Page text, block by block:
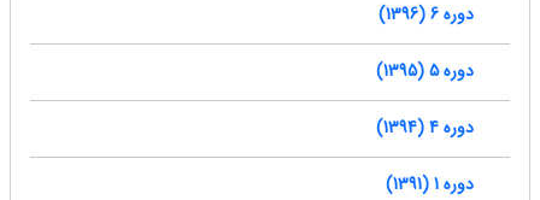
دوره 6 (1396)
دوره 5 (1395)
دوره 4 (1394)
دوره 1 (1391)